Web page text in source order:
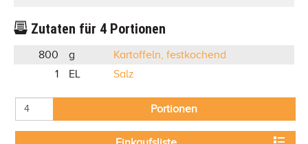
Zutaten für 4 Portionen
800 g
Kartoffeln, festkochend
1
EL Salz
Portionen